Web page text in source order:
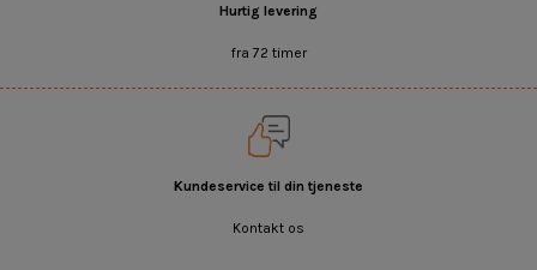
Hurtig levering
fra 72 timer
Kundeservice til din tjeneste
Kontakt os